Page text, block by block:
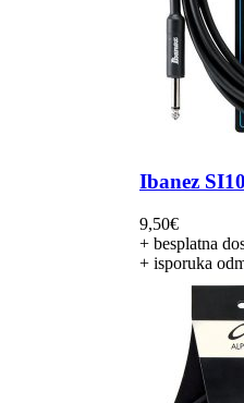
Ibanez
9,50€
+ besplatna
+ isporuka